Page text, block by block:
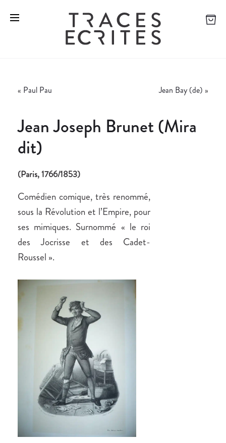
« Paul Pau Jean Bay (de) »
Jean Joseph Brunet (Mira
dit)
(Paris, 1766/1853)
Comédien comique, très renommé,
sous la Révolution et l’Empire, pour
ses mimiques. Surnommé « le roi
des Jocrisse et des Cadet-
Roussel ».